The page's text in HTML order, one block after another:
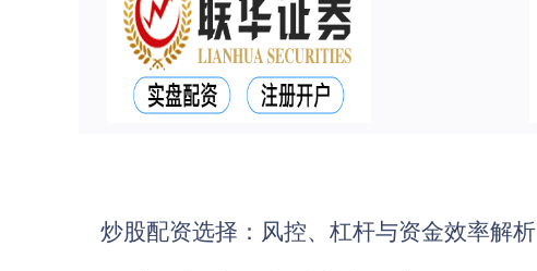
炒股配资选择：风控、杠杆与资金效率解析